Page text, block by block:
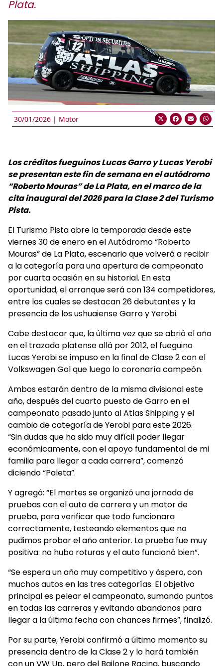
Plata.
30/01/2026 | Motor
Los créditos fueguinos Lucas Garro y Lucas Yerobi
se presentan este fin de semana en el autódromo
“Roberto Mouras” de La Plata, en el marco de la
cita inaugural del 2026 para la Clase 2 del Turismo
Pista.
El Turismo Pista abre la temporada desde este
viernes 30 de enero en el Autódromo “Roberto
Mouras” de La Plata, escenario que volverá a recibir
a la categoría para una apertura de campeonato
por cuarta ocasión en su historial. En esta
oportunidad, el arranque será con 134 competidores,
entre los cuales se destacan 26 debutantes y la
presencia de los ushuaiense Garro y Yerobi.
Cabe destacar que, la última vez que se abrió el año
en el trazado platense allá por 2012, el fueguino
Lucas Yerobi se impuso en la final de Clase 2 con el
Volkswagen Gol que luego lo coronaría campeón.
Ambos estarán dentro de la misma divisional este
año, después del cuarto puesto de Garro en el
campeonato pasado junto al Atlas Shipping y el
cambio de categoría de Yerobi para este 2026.
“Sin dudas que ha sido muy difícil poder llegar
económicamente, con el apoyo fundamental de mi
familia para llegar a cada carrera”, comenzó
diciendo “Paleta”.
Y agregó: “El martes se organizó una jornada de
pruebas con el auto de carrera y un motor de
prueba, para verificar que todo funcionara
correctamente, testeando elementos que no
pudimos probar el año anterior. La prueba fue muy
positiva: no hubo roturas y el auto funcionó bien”.
“Se espera un año muy competitivo y áspero, con
muchos autos en las tres categorías. El objetivo
principal es pelear el campeonato, sumando puntos
en todas las carreras y evitando abandonos para
llegar a la última fecha con chances firmes”, finalizó.
Por su parte, Yerobi confirmó a último momento su
presencia dentro de la Clase 2 y lo hará también
con un VW Up, pero del Bailone Racing, buscando